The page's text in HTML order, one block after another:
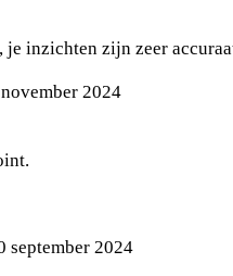
inzichten zijn zeer
2024
september 2024